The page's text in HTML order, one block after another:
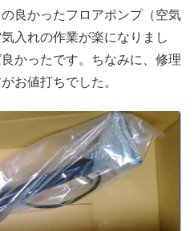
良かったフロアポンプ（空気
入れの作業が楽になりまし
かったです。ちなみに、修理
お値打ちでした。